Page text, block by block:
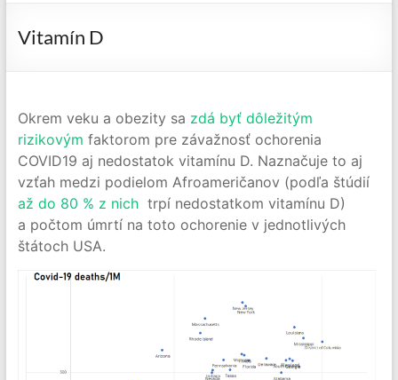
Vitamín D
Okrem veku a obezity sa zdá byť dôležitým
rizikovým faktorom pre závažnosť ochorenia
COVID19 aj nedostatok vitamínu D. Naznačuje to aj
vzťah medzi podielom Afroameričanov (podľa štúdií
až do 80 % z nich trpí nedostatkom vitamínu D)
a počtom úmrtí na toto ochorenie v jednotlivých
štátoch USA.